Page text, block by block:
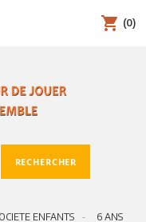
shopping_cart (0)
search
RECHERCHER
ENFANTS 6 ANS